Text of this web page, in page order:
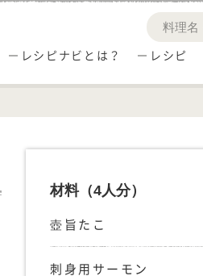
レシピナビとは？ レシピ
材料（4人分）
壺旨たこ
刺身用サーモン